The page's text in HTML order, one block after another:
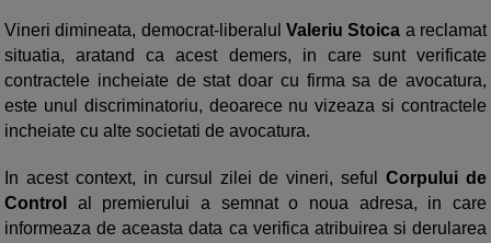
Vineri dimineata, democrat-liberalul Valeriu Stoica a reclamat
situatia, aratand ca acest demers, in care sunt verificate
contractele incheiate de stat doar cu firma sa de avocatura,
este unul discriminatoriu, deoarece nu vizeaza si contractele
incheiate cu alte societati de avocatura.
In acest context, in cursul zilei de vineri, seful
Corpului de
Control al premierului a semnat o noua adresa, in care
informeaza de aceasta data ca verifica atribuirea si derularea